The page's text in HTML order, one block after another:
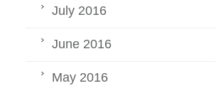
July 2016
June 2016
May 2016